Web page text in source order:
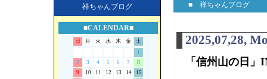
祥ちゃんブログ
■CALENDAR■
日 月 火 水 木 金
土
1
2
3 4 5 6 7
8
9
10 11 12 13 14
15
■ 祥ちゃんブログ
2025,07,28,
「信州山の日」